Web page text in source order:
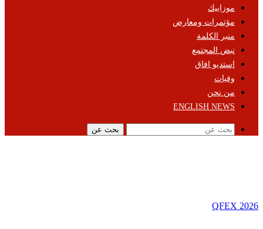
موزاييك
مؤتمرات ومعارض
منبر الكلمة
نبض المجتمع
استديو افاق
وفيات
من نحن
ENGLISH NEWS
بحث عن
QFEX 2026